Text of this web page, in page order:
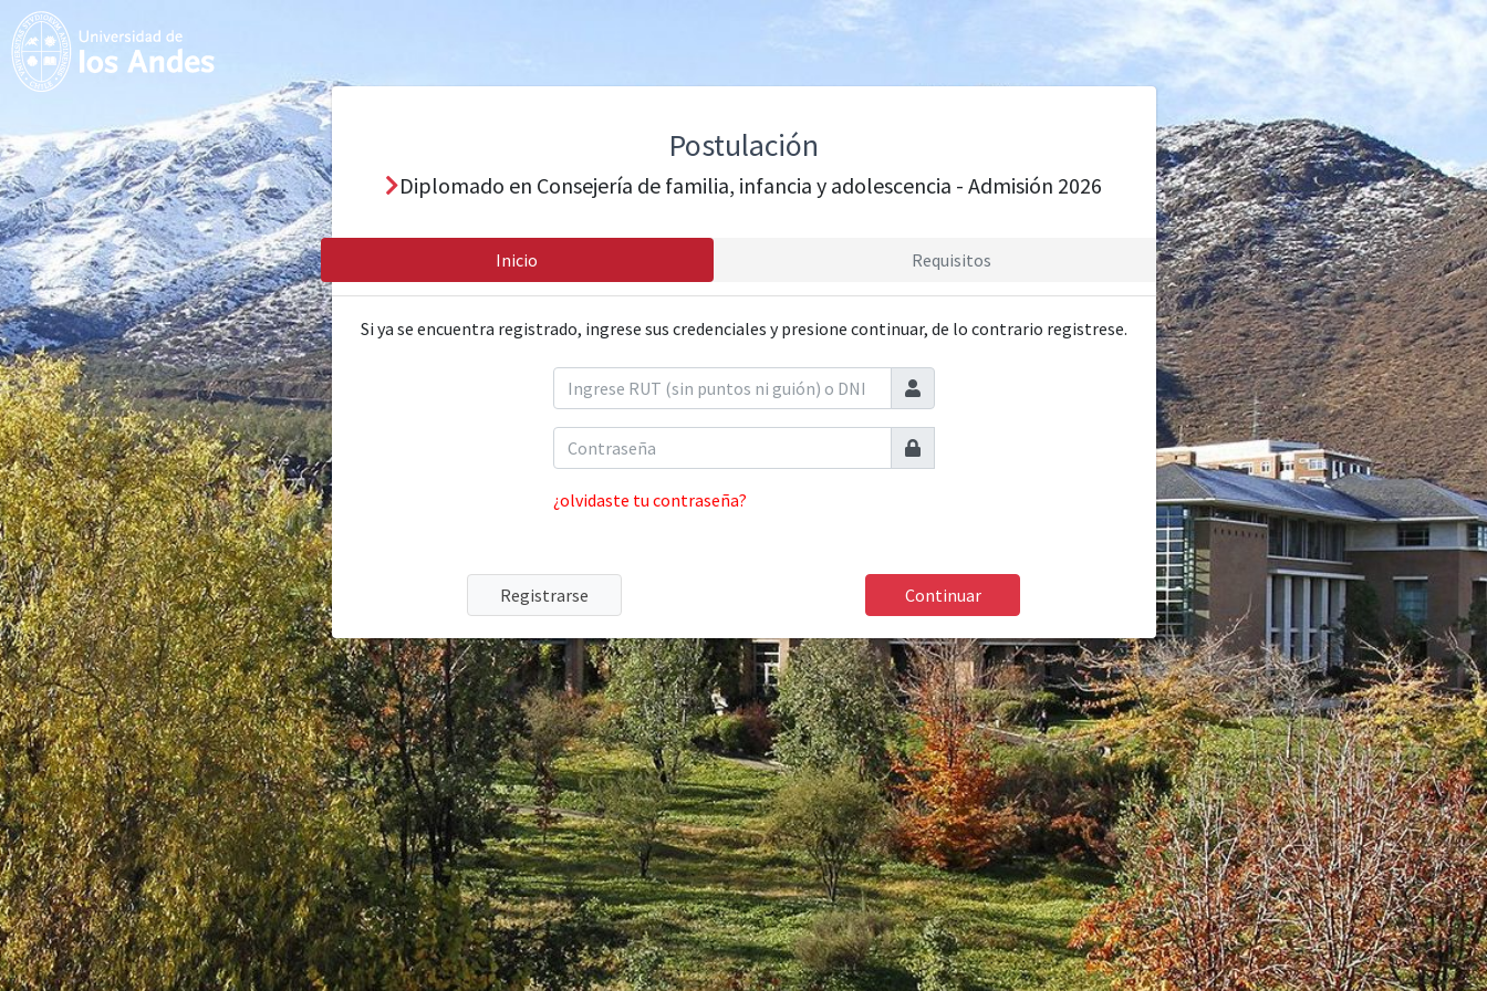
Postulación
Diplomado en Consejería de familia, infancia y adolescencia - Admisión 2026
Inicio Requisitos
Si ya se encuentra registrado, ingrese sus credenciales y presione continuar, de lo contrario registrese.
¿olvidaste tu contraseña?
Registrarse Continuar